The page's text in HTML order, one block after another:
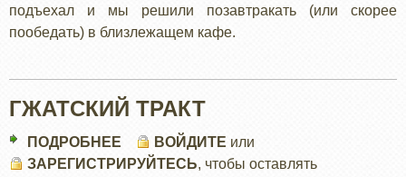
подъехал и мы решили позавтракать (или скорее
пообедать) в близлежащем кафе.
ГЖАТСКИЙ ТРАКТ
ПОДРОБНЕЕ
ГЖАТСКИЙ
ВОЙДИТЕ или
ЗАРЕГИСТРИРУЙТЕСЬ, чтобы оставлять